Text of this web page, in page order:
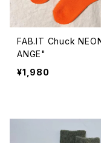
FAB.IT Chuck
ANGE"
¥1,980